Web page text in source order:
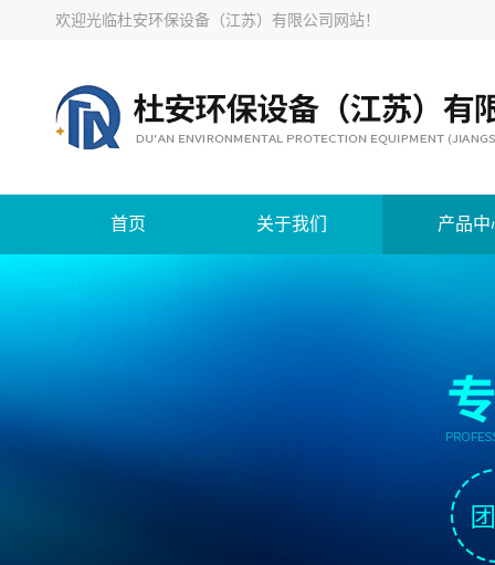
欢迎光临杜安环保设备（江苏）有限公司网站！
首页 关于我们 产品中